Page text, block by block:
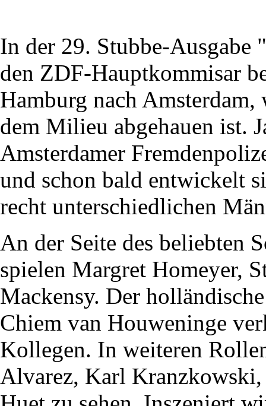
In der 29. Stubbe-Ausgabe
den ZDF-Hauptkommisar
Hamburg nach
dem Milieu abgehauen ist.
Amsterdamer
und schon bald entwickelt
recht unterschiedlichen
An der Seite des beliebten
spielen Margret Homeyer,
Mackensy. Der
Chiem van Houweninge
Kollegen. In weiteren
Alvarez, Karl